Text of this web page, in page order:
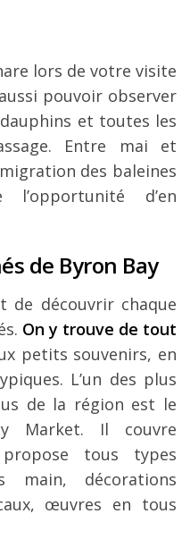
lors de votre visite
pouvoir observer
et toutes les
Entre mai et
des baleines
d’en
de Byron Bay
de découvrir chaque
On y trouve de tout
petits souvenirs, en
L’un des plus
de la région est le
Market. Il couvre
tous types
main, décorations
œuvres en tous